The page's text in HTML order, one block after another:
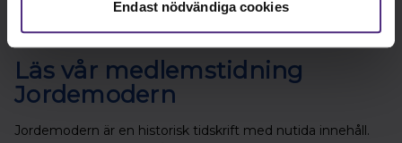
Endast nödvändiga cookies
Läs vår medlemstidning
Jordemodern
Jordemodern är en historisk tidskrift med nutida innehåll.